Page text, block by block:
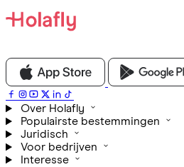
Over Holafly
Populairste bestemmingen
Juridisch
Voor bedrijven
Interesse